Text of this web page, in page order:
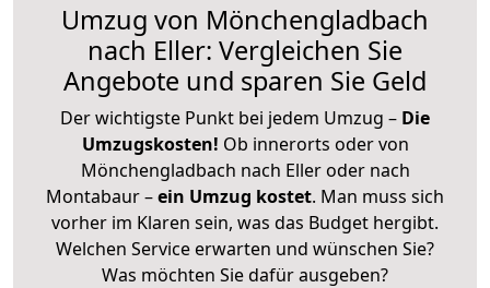
Umzug von Mönchengladbach
nach Eller: Vergleichen Sie
Angebote und sparen Sie Geld
Der wichtigste Punkt bei jedem Umzug – Die
Umzugskosten! Ob innerorts oder von
Mönchengladbach nach Eller oder nach
Montabaur –ein Umzug kostet. Man muss sich
vorher im Klaren sein, was das Budget hergibt.
Welchen Service erwarten und wünschen Sie?
Was möchten Sie dafür ausgeben?